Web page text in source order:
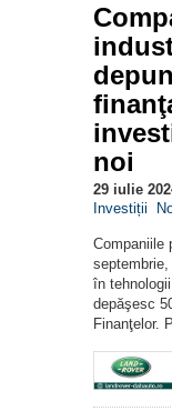
noi
29 iulie
Investiții
Companiile
în
depăşesc
Finanţelor.